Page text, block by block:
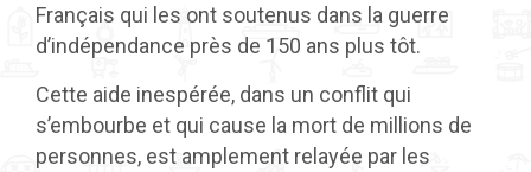
Français qui les ont soutenus dans la guerre
d’indépendance près de 150 ans plus tôt.
Cette aide inespérée, dans un conflit qui
s’embourbe et qui cause la mort de millions de
personnes, est amplement relayée par les